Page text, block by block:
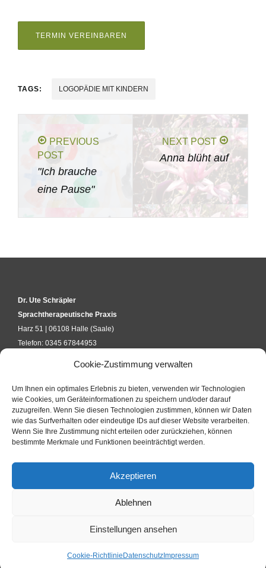
Cookie-Zustimmung verwalten
Um Ihnen ein optimales Erlebnis zu bieten, verwenden wir Technologien
wie Cookies, um Geräteinformationen zu speichern und/oder darauf
zuzugreifen. Wenn Sie diesen Technologien zustimmen, können wir Daten
wie das Surfverhalten oder eindeutige IDs auf dieser Website verarbeiten.
Wenn Sie Ihre Zustimmung nicht erteilen oder zurückziehen, können
bestimmte Merkmale und Funktionen beeinträchtigt werden.
Akzeptieren
Ablehnen
Einstellungen ansehen
Cookie-Richtlinie Datenschutz Impressum
TERMIN VEREINBAREN
TAGS: LOGOPÄDIE MIT KINDERN
PREVIOUS
POST
"Ich brauche
eine Pause"
NEXT POST
Anna blüht auf
Dr. Ute Schräpler
Sprachtherapeutische Praxis
Harz 51 | 06108 Halle (Saale)
Telefon: 0345 67844953
KURSANFRAGE
KONTAKTFORMULAR